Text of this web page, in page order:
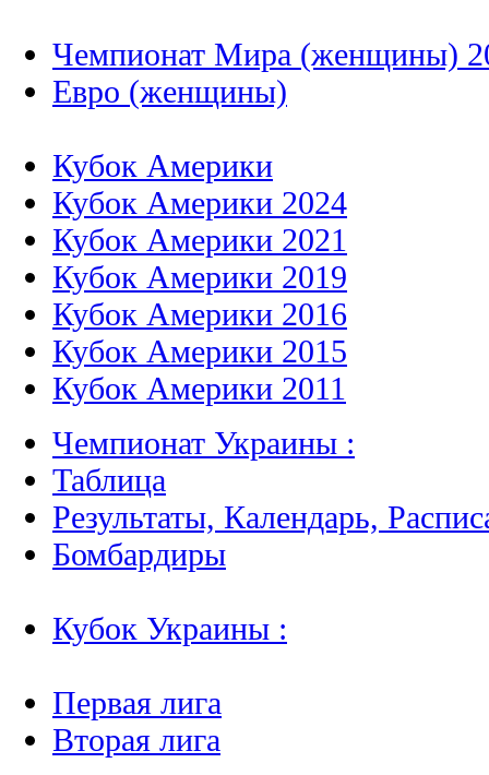
Чемпионат Мира (женщины)
Евро (женщины)
Кубок Америки
Кубок Америки 2024
Кубок Америки 2021
Кубок Америки 2019
Кубок Америки 2016
Кубок Америки 2015
Кубок Америки 2011
Чемпионат Украины :
Таблица
Результаты, Календарь,
Бомбардиры
Кубок Украины :
Первая лига
Вторая лига